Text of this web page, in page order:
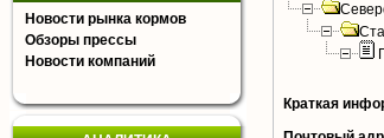
Новости рынка кормов
Обзоры прессы
Новости компаний
Краткая